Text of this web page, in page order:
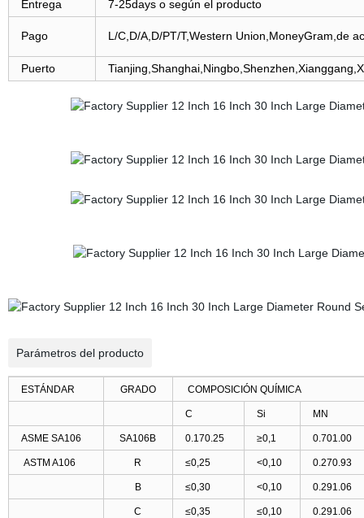
Entrega 7-25days o según el producto
Pago L/C,D/A,D/PT/T,Western Union,MoneyGram,de
Puerto
Parámetros del producto
ESTÁNDAR GRADO COMPOSICIÓN QUÍMICA
C Si MN
ASME SA106 SA106B 0.170.25 ≥0,1 0.701.00
ASTM A106 R ≤0,25 <0,10 0.270.93
B ≤0,30 <0,10 0.291.06
C ≤0,35 ≤0,10 0.291.06